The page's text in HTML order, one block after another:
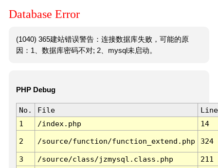
Database Error
(1040) 365建站错误警告：连接数据库失败，可能的原
因：1、数据库密码不对; 2、mysql未启动。
PHP Debug
No. File
Line
1
/index.php 14
2 /source/function/function_extend.php 324
3 /source/class/jzmysql.class.php
211